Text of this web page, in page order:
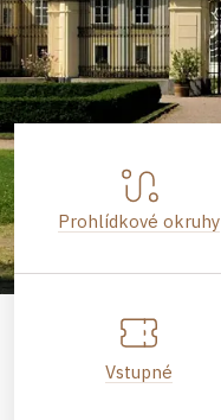
Prohlídkové okruhy
Vstupné